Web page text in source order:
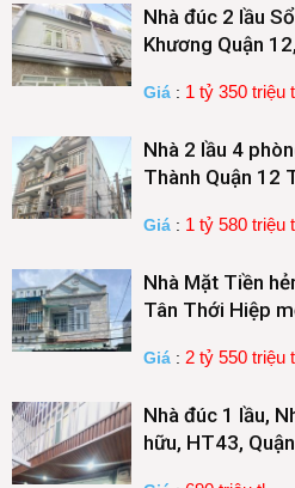
Nhà đúc 2 lầu
Khương Quận
Giá : 1 tỷ 350 triệu
Nhà 2 lầu 4
Thành Quận 12
Giá : 1 tỷ 580 triệu
Nhà Mặt Tiền
Tân Thới Hiệp
Giá : 2 tỷ 550 triệu
Nhà đúc 1 lầu,
hữu, HT43,